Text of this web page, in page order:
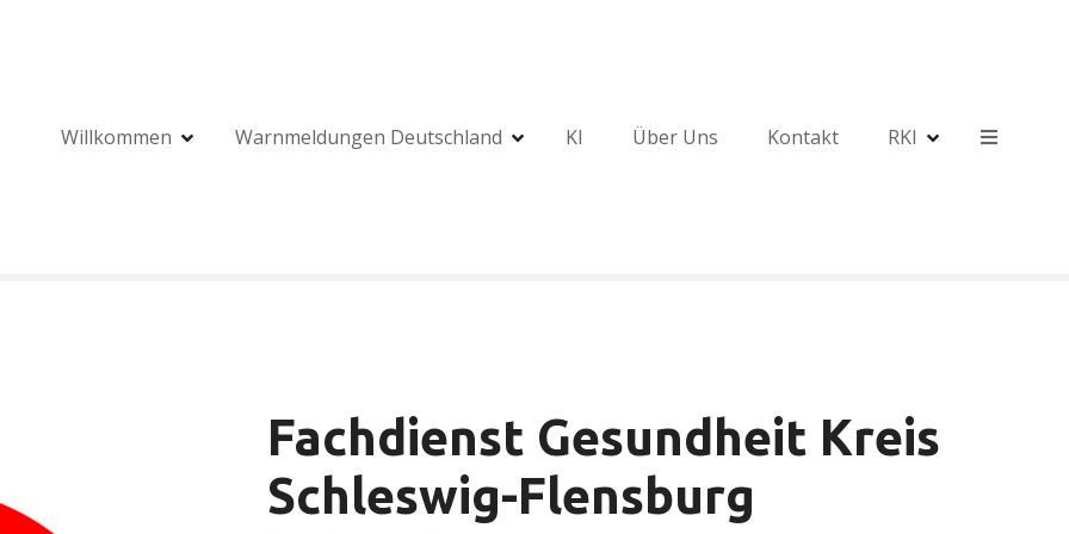
Willkommen Warnmeldungen Deutschland KI Über Uns Kontakt RKI
Fachdienst Gesundheit Kreis
Schleswig-Flensburg